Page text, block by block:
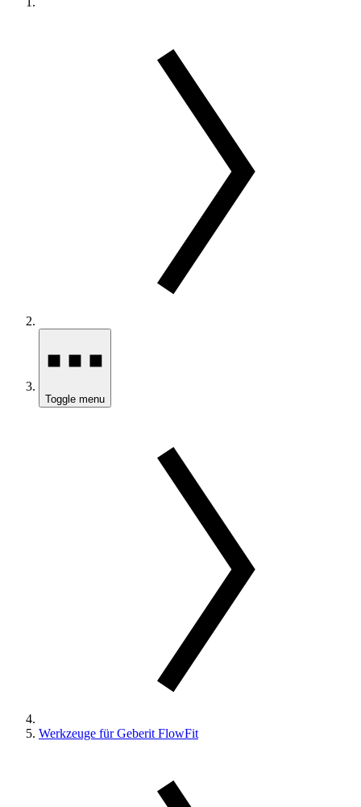
Toggle menu
Werkzeuge für Geberit FlowFit